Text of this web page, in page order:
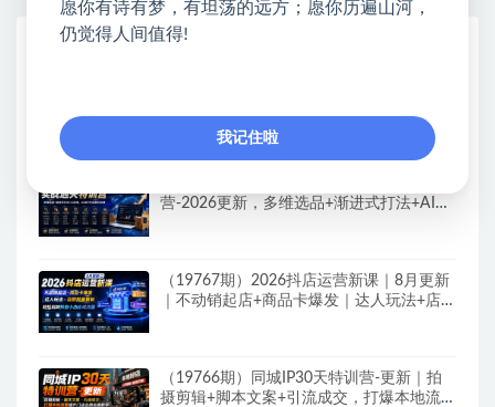
热门课程展示
Skill 自制｜漫剧剪辑｜网站 VR 项目｜AI项
目落地全教程
营-2026更新，多维选品+渐进式打法+AI应
（19767期）2026抖店运营新课｜8月更新
｜不动销起店+商品卡爆发｜达人玩法+店群
（19766期）同城IP30天特训营-更新｜拍
摄剪辑+脚本文案+引流成交，打爆本地流量
愿你有诗有梦，有坦荡的远方；愿你历遍山河，
仍觉得人间值得!
我记住啦